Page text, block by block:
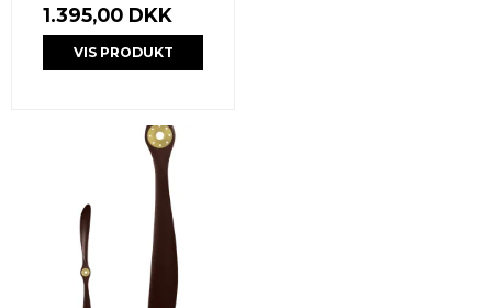
1.395,00 DKK
VIS PRODUKT